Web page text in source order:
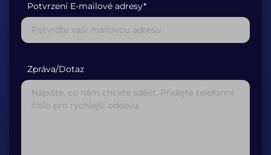
Potvrzení E-mailové adresy*
Zpráva/Dotaz